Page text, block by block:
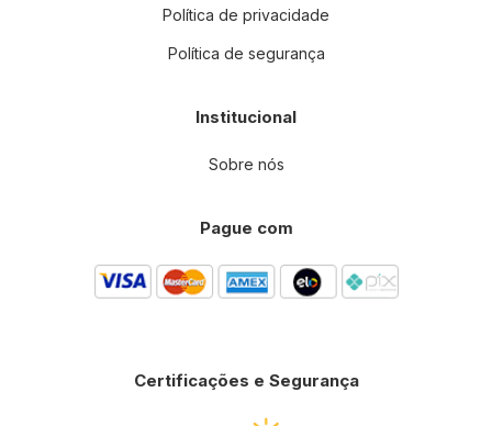
Política de privacidade
Política de segurança
Institucional
Sobre nós
Pague com
Certificações e Segurança